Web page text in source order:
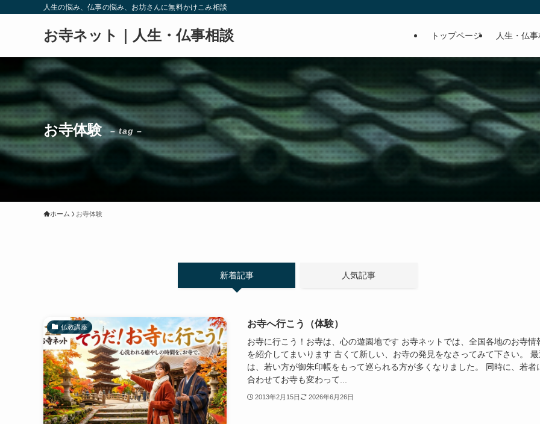
人生の悩み、仏事の悩み、お坊さんに無料かけこみ相談
お寺ネット｜人生・仏事相談 トップページ 人生・仏
お寺体験 – tag –
ホーム お寺体験
新着記事 人気記事
仏教講座 お寺へ行こう（体験）
お寺に行こう！お寺は、心の遊園地です お寺ネットでは、全国各地のお寺情
を紹介してまいります 古くて新しい、お寺の発見をなさってみて下さい。
は、若い方が御朱印帳をもって巡られる方が多くなりました。 同時に、若者
合わせてお寺も変わって...
2013年2月15日 2026年6月26日